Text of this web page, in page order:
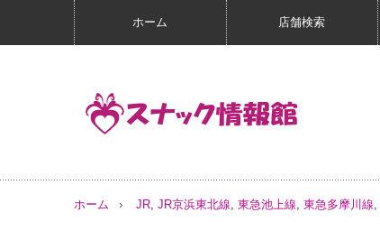
ホーム 店舗検索
ホーム JR, JR京浜東北線, 東急池上線, 東急多摩川線,